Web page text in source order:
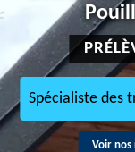
Spécialiste des
Voir nos